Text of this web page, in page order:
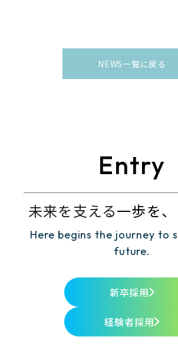
NEWS一覧に戻る
Entry
未来を支える一歩を
Here begins the journey to
future.
新卒採用
経験者採用